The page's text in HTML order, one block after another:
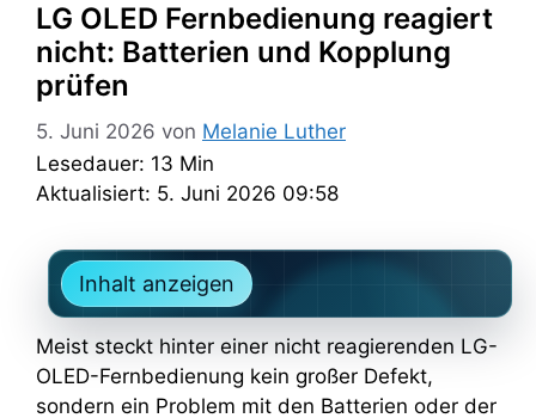
LG OLED Fernbedienung reagiert
nicht: Batterien und Kopplung
prüfen
5. Juni 2026 von Melanie Luther
Lesedauer: 13 Min
Aktualisiert: 5. Juni 2026 09:58
Inhalt anzeigen
Meist steckt hinter einer nicht reagierenden LG-
OLED-Fernbedienung kein großer Defekt,
sondern ein Problem mit den Batterien oder der